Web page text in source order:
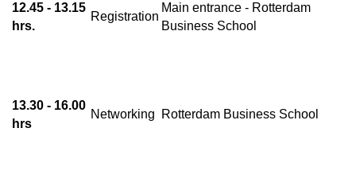
12.45 - 13.15
hrs.
Registration
Main entrance - Rotterdam
Business School
13.30 - 16.00
hrs
Networking Rotterdam Business School